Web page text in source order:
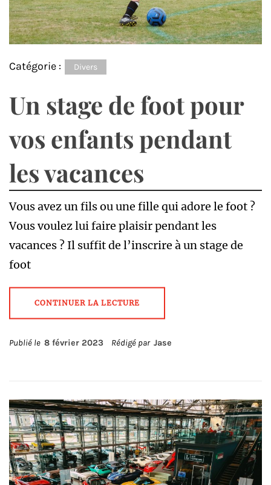
Catégorie : Divers
Un stage de foot pour
vos enfants pendant
les vacances
Vous avez un fils ou une fille qui adore le foot ?
Vous voulez lui faire plaisir pendant les
vacances ? Il suffit de l’inscrire à un stage de
foot
CONTINUER LA LECTURE
Publié le 8 février 2023 Rédigé par Jase